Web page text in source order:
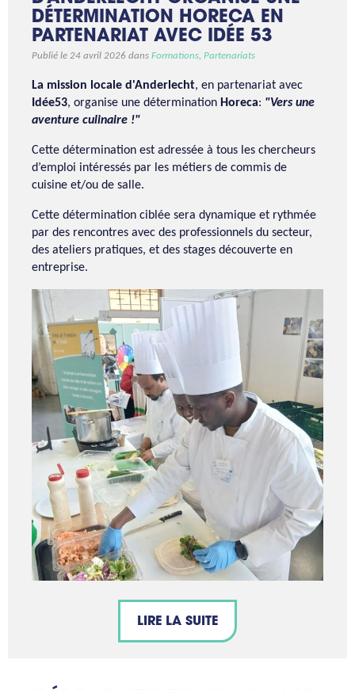
DÉTERMINATION HORECA EN
PARTENARIAT AVEC IDÉE 53
Publié le 24 avril 2026 dans Formations, Partenariats
La mission locale d'Anderlecht, en partenariat avec
Idée53, organise une détermination Horeca: "Vers une
aventure culinaire !"
Cette détermination est adressée à tous les chercheurs
d’emploi intéressés par les métiers de commis de
cuisine et/ou de salle.
Cette détermination ciblée sera dynamique et rythmée
par des rencontres avec des professionnels du secteur,
des ateliers pratiques, et des stages découverte en
entreprise.
LIRE LA SUITE